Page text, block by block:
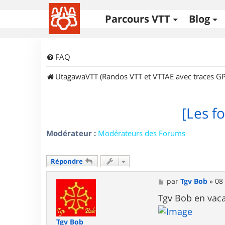
Parcours VTT Blog
FAQ
UtagawaVTT (Randos VTT et VTTAE avec traces
[Les
Modérateur : Modérateurs des Forums
Répondre
Tgv Bob
M
e
s
s
a
parTgv Bob »08
Tgv Bob en